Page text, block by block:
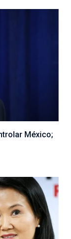
México;